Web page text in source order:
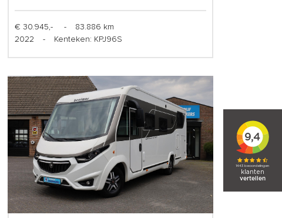
€ 30.945,- -
83.886 km
2022
- Kenteken: KPJ96S